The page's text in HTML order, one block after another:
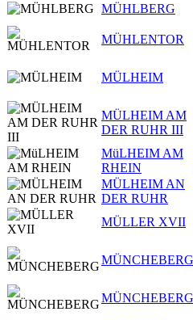
MÜHLBERG
MÜHLENTOR
MÜLHEIM
MÜLHEIM AM
DER RUHR III
MüLHEIM AM
RHEIN
MÜLHEIM AN
DER RUHR
MÜLLER XVII
MÜNCHEBERG
MÜNCHEBERG